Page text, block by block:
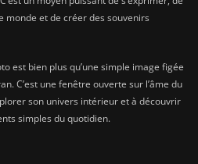
monde et de créer des souvenirs
est bien plus qu’une simple image figée
C’est une fenêtre ouverte sur l’âme du
son univers intérieur et à découvrir
simples du quotidien.